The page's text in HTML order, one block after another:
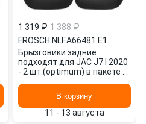
1 319 ₽ 1 388 ₽
FROSCH·NLF.A66481.E1
Брызговики задние
подходят для JAC J7 I 2020
- 2 шт.(optimum) в пакете /
FROSCH
В корзину
11 - 13 августа